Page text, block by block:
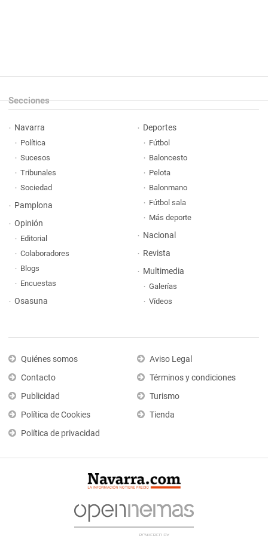
Secciones
Navarra
Política
Sucesos
Tribunales
Sociedad
Pamplona
Opinión
Editorial
Colaboradores
Blogs
Encuestas
Osasuna
Deportes
Fútbol
Baloncesto
Pelota
Balonmano
Fútbol sala
Más deporte
Nacional
Revista
Multimedia
Galerías
Vídeos
Quiénes somos
Contacto
Publicidad
Política de Cookies
Política de privacidad
Aviso Legal
Términos y condiciones
Turismo
Tienda